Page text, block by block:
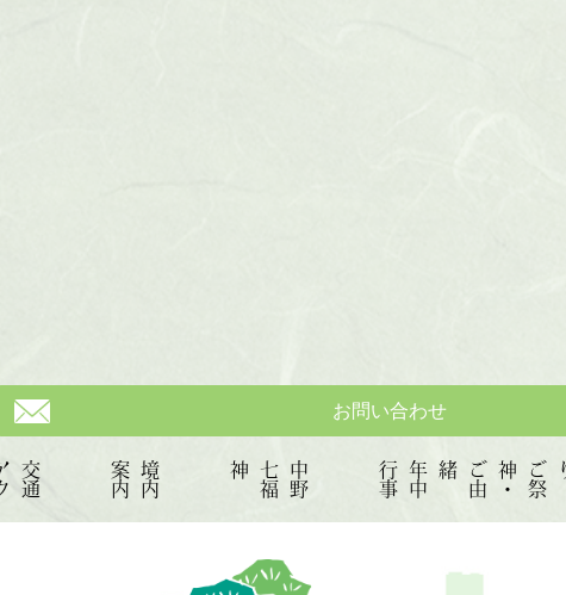
お問い合わせ
ご
祭
神
・
ご
由
緒
年
中
行
事
中
野
七
福
神
境
内
案
内
交
通
ア
ク
セ